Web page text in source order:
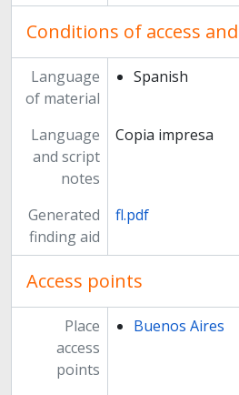
Conditions of access
Language
of material
Spanish
Language
and script
notes
Copia impresa
Generated
finding aid
fl.pdf
Access points
Place
access
points
Buenos Aires